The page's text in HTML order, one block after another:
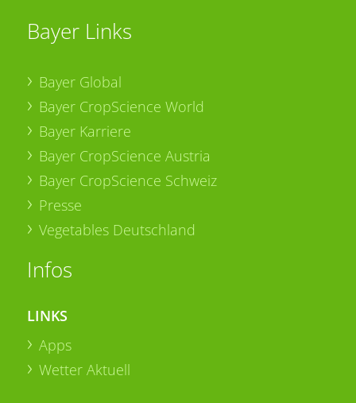
Bayer Links
Bayer Global
Bayer CropScience World
Bayer Karriere
Bayer CropScience Austria
Bayer CropScience Schweiz
Presse
Vegetables Deutschland
Infos
LINKS
Apps
Wetter Aktuell